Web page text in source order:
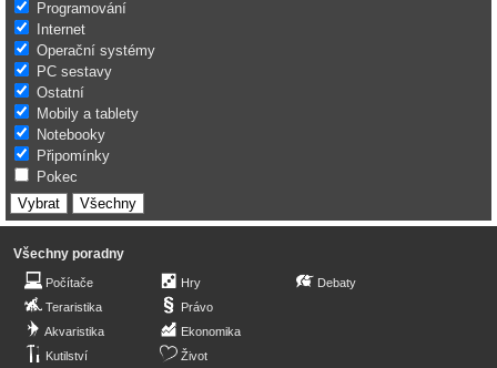
Programování
Internet
Operační systémy
PC sestavy
Ostatní
Mobily a tablety
Notebooky
Připomínky
Pokec
Všechny poradny
Počítače
Teraristika
Akvaristika
Kutilství
Hry
Právo
Ekonomika
Život
Debaty